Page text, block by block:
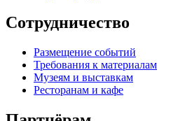
Сотрудничество
Размещение событий
Требования к материалам
Музеям и выставкам
Ресторанам и кафе